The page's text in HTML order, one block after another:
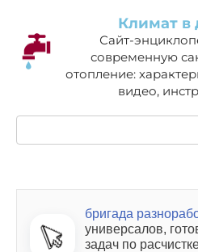
контенту
Климат в
Сайт-
современную
отопление:
видео,
Поиск:
бригада
универсалов,
задач по